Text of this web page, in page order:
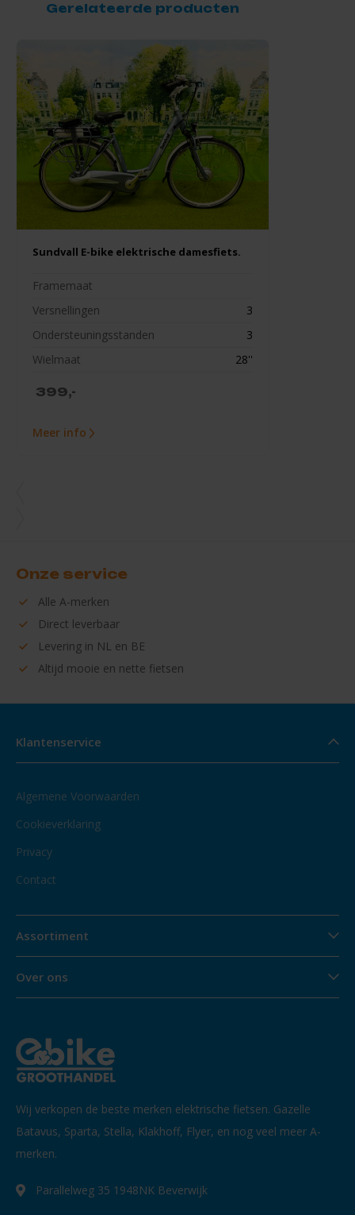
Gerelateerde producten
Sundvall E-bike elektrische damesfiets.
Framemaat
Versnellingen
3
Ondersteuningsstanden
3
Wielmaat
28''
399,-
Meer info
Onze service
Alle A-merken
Direct leverbaar
Levering in NL en BE
Altijd mooie en nette fietsen
Klantenservice
Algemene Voorwaarden
Cookieverklaring
Privacy
Contact
Assortiment
Over ons
Wij verkopen de beste merken elektrische fietsen. Gazelle
Batavus, Sparta, Stella, Klakhoff, Flyer, en nog veel meer A-
merken.
Parallelweg 35 1948NK Beverwijk